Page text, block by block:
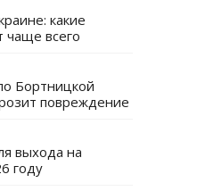
какие
чаще всего
Бортницкой
повреждение
выхода на
году